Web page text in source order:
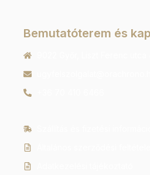
Bemutatóterem és